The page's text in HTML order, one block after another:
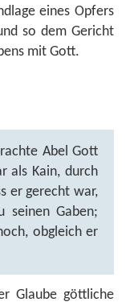
eines Opfers
so dem Gericht
mit Gott.
Abel Gott
als Kain, durch
er gerecht war,
seinen Gaben;
obgleich er
Glaube göttliche